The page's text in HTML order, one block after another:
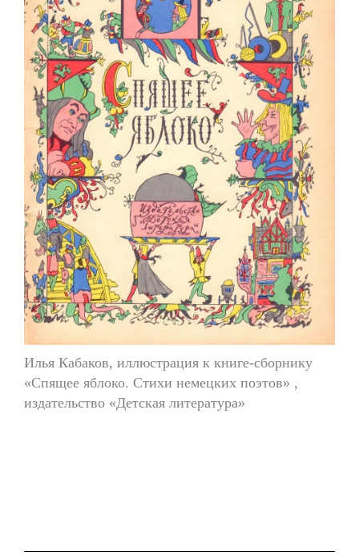
Илья Кабаков, иллюстрация к книге-сборнику
«Спящее яблоко. Стихи немецких поэтов» ,
издательство «Детская литература»